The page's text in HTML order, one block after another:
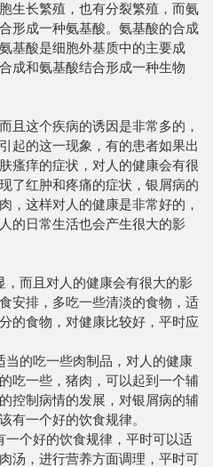
生长繁殖，也有分裂繁殖，而氨
形成一种氨基酸。氨基酸的合成
基酸是细胞外基质中的主要成
成和氨基酸结合形成一种生物
这个疾病的诱因是非常多的，
起的这一现象，有的患者如果出
瘙痒的症状，对人的健康会有很
了红肿和疼痛的症状，银屑病的
，这样对人的健康是非常好的，
的日常生活也会产生很大的影
而且对人的健康会有很大的影
安排，多吃一些清淡的食物，适
的食物，对健康比较好，平时应
的吃一些肉制品，对人的健康
吃一些，猪肉，可以起到一个辅
控制病情的发展，对银屑病的辅
有一个好的饮食规律。
个好的饮食规律，平时可以适
汤，进行营养方面调理，平时可